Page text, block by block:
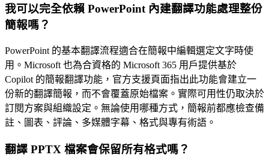
我可以完全依賴 PowerPoint 內建翻譯功能處理整份
簡報嗎？
PowerPoint 的基本翻譯流程適合在簡報中編輯選定文字時使
用。Microsoft 也為合資格的 Microsoft 365 用戶提供基於
Copilot 的簡報翻譯功能，官方支援頁面指出此功能會建立一
份新的翻譯簡報，而不會覆蓋原始檔案。實際可用性仍取決於
訂閱方案與組織設定。無論使用哪種方式，簡報前都應檢查備
註、圖表、評論、多媒體字幕、格式與專有術語。
翻譯 PPTX 檔案會保留所有格式嗎？